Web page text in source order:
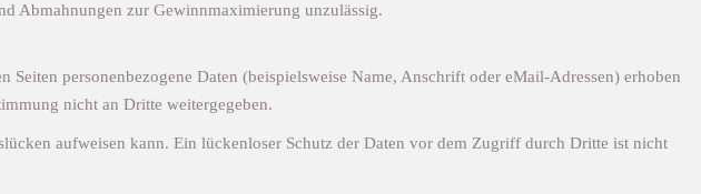
Abmahnungen zur Gewinnmaximierung unzulässig.
personenbezogene Daten (beispielsweise Name, Anschrift oder eMail-Adressen) erhoben
nicht an Dritte weitergegeben.
aufweisen kann. Ein lückenloser Schutz der Daten vor dem Zugriff durch Dritte ist nicht